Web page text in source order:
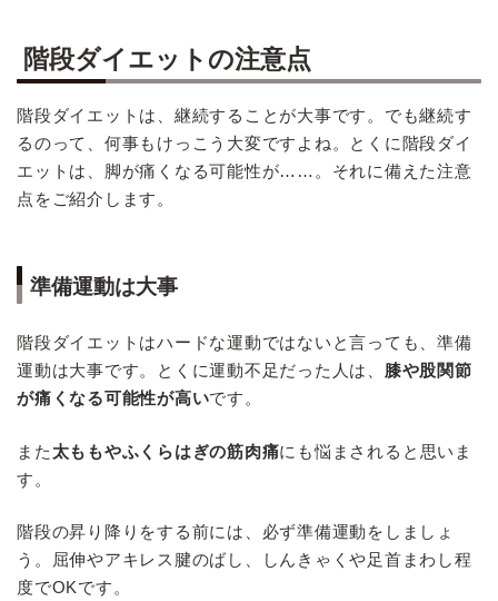
階段ダイエットの注意点
階段ダイエットは、継続することが大事です。でも継続す
るのって、何事もけっこう大変ですよね。とくに階段ダイ
エットは、脚が痛くなる可能性が……。それに備えた注意
点をご紹介します。
準備運動は大事
階段ダイエットはハードな運動ではないと言っても、準備
運動は大事です。とくに運動不足だった人は、 膝や股関節
が痛くなる可能性が高いです。
また 太ももやふくらはぎの筋肉痛にも悩まされると思いま
す。
階段の昇り降りをする前には、必ず準備運動をしましょ
う。屈伸やアキレス腱のばし、しんきゃくや足首まわし程
度でOKです。